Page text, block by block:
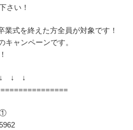
さい！
式を終えた方全員が対象です！
キャンペーンです。
↓ ↓ ↓
①